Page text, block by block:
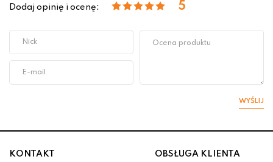
Dodaj opinię i ocenę: 5
WYŚLIJ
KONTAKT OBSŁUGA KLIENTA